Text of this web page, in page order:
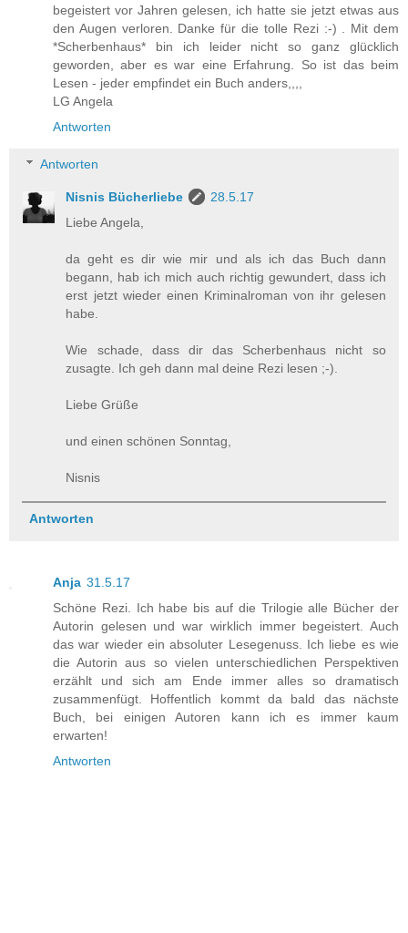
begeistert vor Jahren gelesen, ich hatte sie jetzt etwas aus
den Augen verloren. Danke für die tolle Rezi :-) . Mit dem
*Scherbenhaus* bin ich leider nicht so ganz glücklich
geworden, aber es war eine Erfahrung. So ist das beim
Lesen - jeder empfindet ein Buch anders,,,,
LG Angela
Antworten
Antworten
Nisnis Bücherliebe
28.5.17
Liebe Angela,
da geht es dir wie mir und als ich das Buch dann
begann, hab ich mich auch richtig gewundert, dass ich
erst jetzt wieder einen Kriminalroman von ihr gelesen
habe.
Wie schade, dass dir das Scherbenhaus nicht so
zusagte. Ich geh dann mal deine Rezi lesen ;-).
Liebe Grüße
und einen schönen Sonntag,
Nisnis
Antworten
Anja 31.5.17
Schöne Rezi. Ich habe bis auf die Trilogie alle Bücher der
Autorin gelesen und war wirklich immer begeistert. Auch
das war wieder ein absoluter Lesegenuss. Ich liebe es wie
die Autorin aus so vielen unterschiedlichen Perspektiven
erzählt und sich am Ende immer alles so dramatisch
zusammenfügt. Hoffentlich kommt da bald das nächste
Buch, bei einigen Autoren kann ich es immer kaum
erwarten!
Antworten